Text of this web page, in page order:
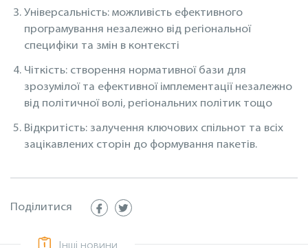
Універсальність: можливість ефективного
програмування незалежно від регіональної
специфіки та змін в контексті
Чіткість: створення нормативної бази для
зрозумілої та ефективної імплементації незалежно
від політичної волі, регіональних політик тощо
Відкритість: залучення ключових спільнот та всіх
зацікавлених сторін до формування пакетів.
Поділитися
Інші новини